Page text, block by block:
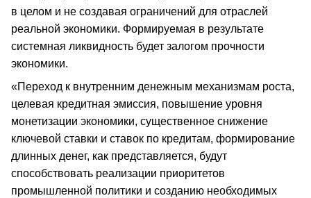
в целом и не создавая ограничений для отраслей
реальной экономики. Формируемая в результате
системная ликвидность будет залогом прочности
экономики.
«Переход к внутренним денежным механизмам роста,
целевая кредитная эмиссия, повышение уровня
монетизации экономики, существенное снижение
ключевой ставки и ставок по кредитам, формирование
длинных денег, как представляется, будут
способствовать реализации приоритетов
промышленной политики и созданию необходимых